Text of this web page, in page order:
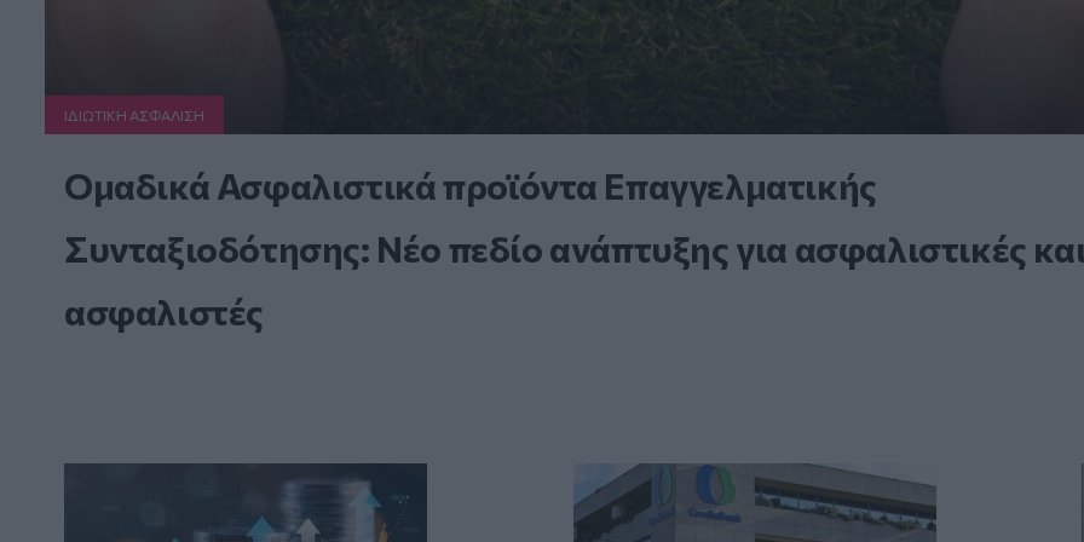
ΙΔΙΩΤΙΚΗ ΑΣΦAΛΙΣΗ
Ομαδικά Ασφαλιστικά προϊόντα Επαγγελματικής
Συνταξιοδότησης: Νέο πεδίο ανάπτυξης για ασφαλιστικές
ασφαλιστές